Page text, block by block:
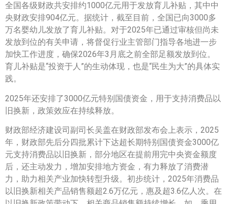
全国各级财政共安排约1000亿元用于发放育儿补贴，其中中
央财政安排904亿元。据统计，截至目前，全国已向3000多
万名婴幼儿发放了育儿补贴。对于2025年已通过审核但尚未
发放到位的有关申请，将督促行业主管部门指导各地进一步
加快工作进度，确保2026年3月底之前全部足额发放到位。
育儿补贴是“投资于人”的生动体现，也是“民生为大”的具体实
践。
2025年还安排了3000亿元特别国债资金，用于支持消费品以
旧换新，政策效应在持续释放。
财政部经济建设司副司长吴盖在财政部发布会上表示，2025
年，财政部先后分四批累计下达超长期特别国债资金3000亿
元支持消费品以旧换新，部分地区在提前用完中央资金额度
后，还主动发力，增加安排地方资金，有力释放了消费潜
力，助力相关产业加快转型升级。初步统计，2025年消费品
以旧换新相关产品销售额超2.6万亿元，惠及超3.6亿人次。在